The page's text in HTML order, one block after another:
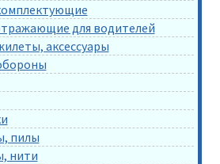
для водителей
аксессуары
пилы
нити